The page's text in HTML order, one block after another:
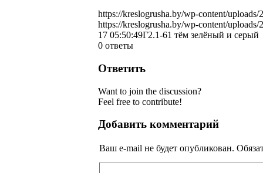
https://kreslogrusha.by/wp-content/
https://kreslogrusha.by/wp-content/
17 05:50:49Г2.1-61 тём зелёный и серый
0 ответы
Ответить
Want to join the discussion?
Feel free to contribute!
Добавить комментарий
Ваш e-mail не будет опубликован.